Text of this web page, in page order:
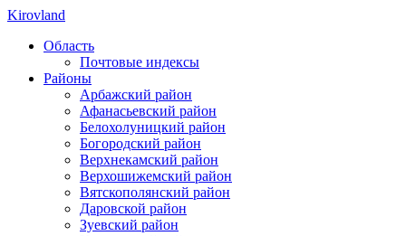
Kirovland
Область
Почтовые индексы
Районы
Арбажский район
Афанасьевский район
Белохолуницкий район
Богородский район
Верхнекамский район
Верхошижемский район
Вятскополянский район
Даровской район
Зуевский район